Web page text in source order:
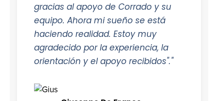
gracias al apoyo de Corrado y su
equipo. Ahora mi sueño se está
haciendo realidad. Estoy muy
agradecido por la experiencia, la
orientación y el apoyo recibidos"."